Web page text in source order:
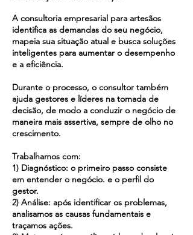
A consultoria empresarial para artesãos
identifica as demandas do seu negócio,
mapeia sua situação atual e busca soluções
inteligentes para aumentar o desempenho
e a eficiência.
Durante o processo, o consultor também
ajuda gestores e líderes na tomada de
decisão, de modo a conduzir o negócio de
maneira mais assertiva, sempre de olho no
crescimento.
Trabalhamos com:
1) Diagnóstico: o primeiro passo consiste
em entender o negócio. e o perfil do
gestor.
2) Análise: após identificar os problemas,
analisamos as causas fundamentais e
traçamos ações.